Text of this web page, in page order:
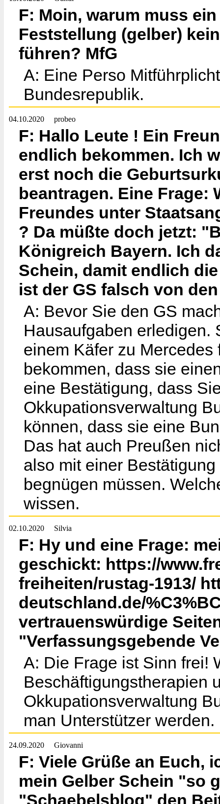
F: Moin, warum muss
Feststellung (gelber)
führen? MfG
A: Eine Perso
Bundesrepublik.
04.10.2020 probeo
F: Hallo Leute ! Ein
endlich bekommen. Ich
erst noch die
beantragen. Eine Frage:
Freundes unter
? Da müßte doch jetzt:
Königreich Bayern. Ich
Schein, damit endlich
ist der GS falsch von
A: Bevor Sie den GS
Hausaufgaben erledigen.
einem Käfer zu
bekommen, dass sie
eine Bestätigung, dass
Okkupationsverwaltung
können, dass sie eine
Das hat auch Preußen
also mit einer
begnügen müssen.
wissen.
02.10.2020 Silvia
F: Hy und eine Frage:
geschickt: https://
freiheiten/rustag-1913/
deutschland.de/
vertrauenswürdige
"Verfassungsgebende
A: Die Frage ist Sinn frei!
Beschäftigungstherapien
Okkupationsverwaltung
man Unterstützer werden.
24.09.2020 Giovanni
F: Viele Grüße an Euch,
mein Gelber Schein "so
"Schaebelsblog" den